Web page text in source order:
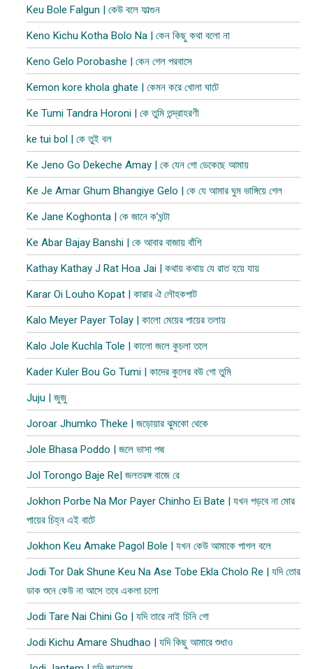
Keu Bole Falgun | কেউ বলে ফাল্গুন
Keno Kichu Kotha Bolo Na | কেন কিছু কথা বলো না
Keno Gelo Porobashe | কেন গেল পরবাসে
Kemon kore khola ghate | কেমন করে খোলা ঘাটে
Ke Tumi Tandra Horoni | কে তুমি তন্দ্রাহরণী
ke tui bol | কে তুই বল
Ke Jeno Go Dekeche Amay | কে যেন গো ডেকেছে আমায়
Ke Je Amar Ghum Bhangiye Gelo | কে যে আমার ঘুম ভাঙ্গিয়ে গেল
Ke Jane Koghonta | কে জানে ক’ঘন্টা
Ke Abar Bajay Banshi | কে আবার বাজায় বাঁশি
Kathay Kathay J Rat Hoa Jai | কথায় কথায় যে রাত হয়ে যায়
Karar Oi Louho Kopat | কারার ঐ লৌহকপাট
Kalo Meyer Payer Tolay | কালো মেয়ের পায়ের তলায়
Kalo Jole Kuchla Tole | কালো জলে কুচলা তলে
Kader Kuler Bou Go Tumi | কাদের কুলের বউ গো তুমি
Juju | জুজু
Joroar Jhumko Theke | জড়োয়ার ঝুমকো থেকে
Jole Bhasa Poddo | জলে ভাসা পদ্ম
Jol Torongo Baje Re| জলতরঙ্গ বাজে রে
Jokhon Porbe Na Mor Payer Chinho Ei Bate | যখন পড়বে না মোর
পায়ের চিহ্ন এই বাটে
Jokhon Keu Amake Pagol Bole | যখন কেউ আমাকে পাগল বলে
Jodi Tor Dak Shune Keu Na Ase Tobe Ekla Cholo Re | যদি তোর
ডাক শুনে কেউ না আসে তবে একলা চলো
Jodi Tare Nai Chini Go | যদি তারে নাই চিনি গো
Jodi Kichu Amare Shudhao | যদি কিছু আমারে শুধাও